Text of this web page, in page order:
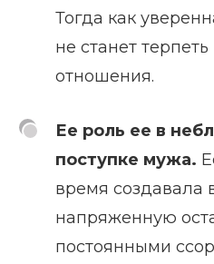
Тогда как
не станет
отношения.
Ее роль ее в
поступке мужа.
время создавала
напряженную
постоянными